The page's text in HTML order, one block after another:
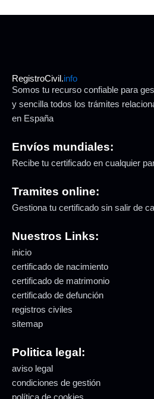
RegistroCivil.info
Somos tu recurso confiable para
y sencilla todos los trámites
en España
Envíos mundiales:
Recibe tu certificado en cualquier
Tramites online:
Gestiona tu certificado sin salir de
Nuestros Links:
inicio
certificado de nacimiento
certificado de matrimonio
certificado de defunción
registros civiles
sitemap
Politica legal:
aviso legal
condiciones de gestión